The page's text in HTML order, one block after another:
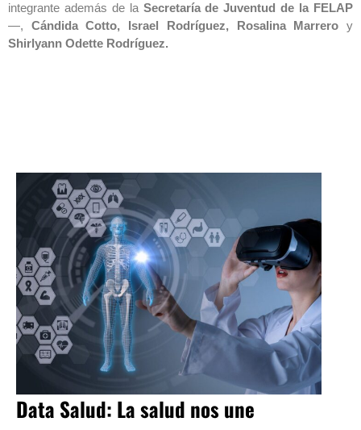
integrante además de la Secretaría de Juventud de la FELAP
—, Cándida Cotto, Israel Rodríguez, Rosalina Marreroy
Shirlyann Odette Rodríguez.
Data Salud: La salud nos une